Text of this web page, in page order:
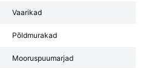
Vaarikad
Põldmurakad
Mooruspuumarjad